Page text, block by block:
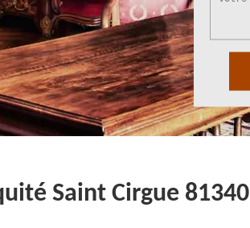
Saint Cirgue 81340